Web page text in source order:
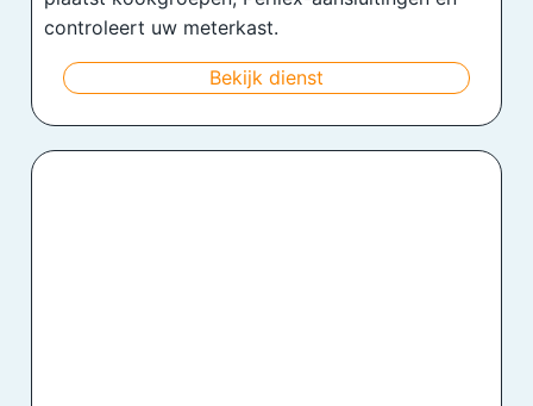
controleert uw meterkast.
Bekijk dienst